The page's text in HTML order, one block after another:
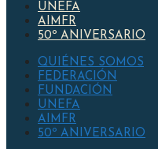
UNEFA
AIMFR
50º ANIVERSARIO
QUIÉNES SOMOS
FEDERACIÓN
FUNDACIÓN
UNEFA
AIMFR
50º ANIVERSARIO